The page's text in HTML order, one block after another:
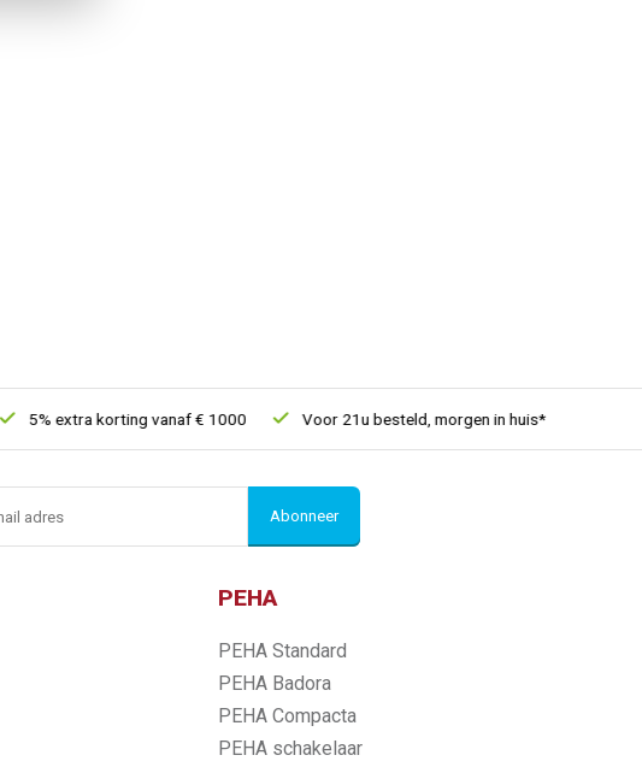
5% extra korting vanaf € 1000 Voor 21u besteld, morgen in huis*
Abonneer
PEHA
PEHA Standard
PEHA Badora
PEHA Compacta
PEHA schakelaar